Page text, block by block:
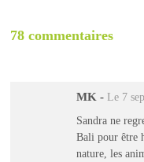
78 commentaires
MK - Le 7
Sandra ne
Bali pour être
nature, les